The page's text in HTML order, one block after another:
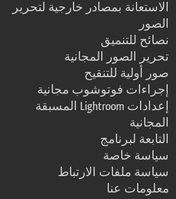
الاستعانة بمصادر خارجية لتحرير
الصور
نصائح للتنميق
تحرير الصور المجانية
صور أولية للتنقيح
إجراءات فوتوشوب مجانية
إعدادات Lightroom المسبقة
المجانية
التابعة لبرنامج
سياسة خاصة
سياسة ملفات الارتباط
معلومات عنا